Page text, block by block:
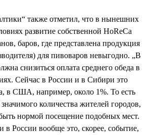
также отметил, что в нынешних
развитие собственной HoReCa
баров, где представлена продукция
для пивоваров невыгодно. „В
снизиться оплата среднего обеда в
Сейчас в России и в Сибири это
в США, например, около 1%. То есть
значимого количества жителей городов,
нормой посещение подобных мест.
России вообще это, скорее, событие,